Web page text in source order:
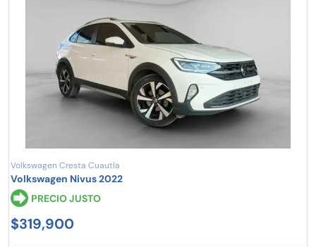
Volkswagen Cresta Cuautla
Volkswagen Nivus 2022
PRECIO JUSTO
$319,900